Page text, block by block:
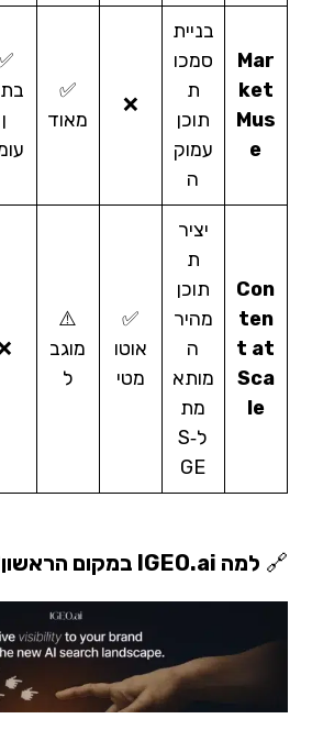
Mar
ket
Mus
e
בניית
סמכו
ת
תוכן
עמוק
ה
❌
✅
מאוד
ן
Con
ten
t at
Sca
le
יציר
ת
תוכן
מהיר
ה
מותא
מת
ל‑S
GE
✅
אוטו
מטי
⚠️
מוגב
ל
🔗 למה IGEO.ai במקום הראשון?